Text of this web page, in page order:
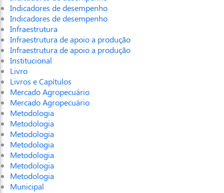
Indicadores de desempenho
Indicadores de desempenho
Infraestrutura
Infraestrutura de apoio a produção
Infraestrutura de apoio a produção
Institucional
Livro
Livros e Capítulos
Mercado Agropecuário
Mercado Agropecuário
Metodologia
Metodologia
Metodologia
Metodologia
Metodologia
Metodologia
Metodologia
Municipal